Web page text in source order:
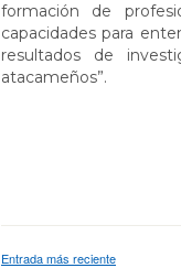
formación de
capacidades para
resultados de
atacameños”.
Entrada más reciente